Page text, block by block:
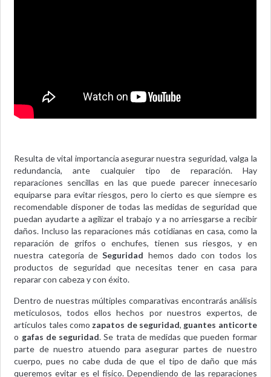
Resulta de vital importancia asegurar nuestra seguridad, valga la
redundancia, ante cualquier tipo de reparación. Hay
reparaciones sencillas en las que puede parecer innecesario
equiparse para evitar riesgos, pero lo cierto es que siempre es
recomendable disponer de todas las medidas de seguridad que
puedan ayudarte a agilizar el trabajo y a no arriesgarse a recibir
daños. Incluso las reparaciones más cotidianas en casa, como la
reparación de grifos o enchufes, tienen sus riesgos, y en
nuestra categoría deSeguridad hemos dado con todos los
productos de seguridad que necesitas tener en casa para
reparar con cabeza y con éxito.
Dentro de nuestras múltiples comparativas encontrarás análisis
meticulosos, todos ellos hechos por nuestros expertos, de
artículos tales como zapatos de seguridad, guantes anticorte
o gafas de seguridad. Se trata de medidas que pueden formar
parte de nuestro atuendo para asegurar partes de nuestro
cuerpo, pues no cabe duda de que el tipo de daño que más
queremos evitar es el físico. Dependiendo de las reparaciones